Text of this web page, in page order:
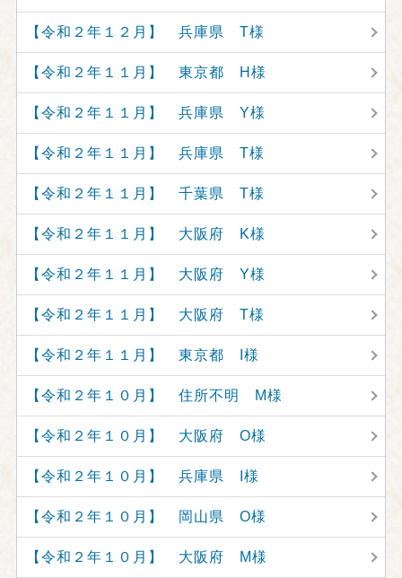
【令和２年１２月】 兵庫県 T様
【令和２年１１月】 東京都 H様
【令和２年１１月】 兵庫県 Y様
【令和２年１１月】 兵庫県 T様
【令和２年１１月】 千葉県 T様
【令和２年１１月】 大阪府 K様
【令和２年１１月】 大阪府 Y様
【令和２年１１月】 大阪府 T様
【令和２年１１月】 東京都 I様
【令和２年１０月】 住所不明 M様
【令和２年１０月】 大阪府 O様
【令和２年１０月】 兵庫県 I様
【令和２年１０月】 岡山県 O様
【令和２年１０月】 大阪府 M様